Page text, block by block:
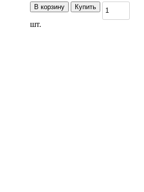
В корзину Купить
шт.